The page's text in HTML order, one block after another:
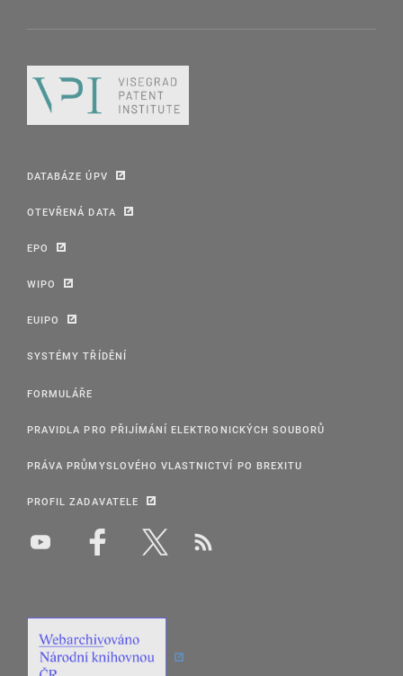
DATABÁZE ÚPV
OTEVŘENÁ DATA
EPO
WIPO
EUIPO
SYSTÉMY TŘÍDĚNÍ
FORMULÁŘE
PRAVIDLA PRO PŘIJÍMÁNÍ ELEKTRONICKÝCH SOUBORŮ
PRÁVA PRŮMYSLOVÉHO VLASTNICTVÍ PO BREXITU
PROFIL ZADAVATELE